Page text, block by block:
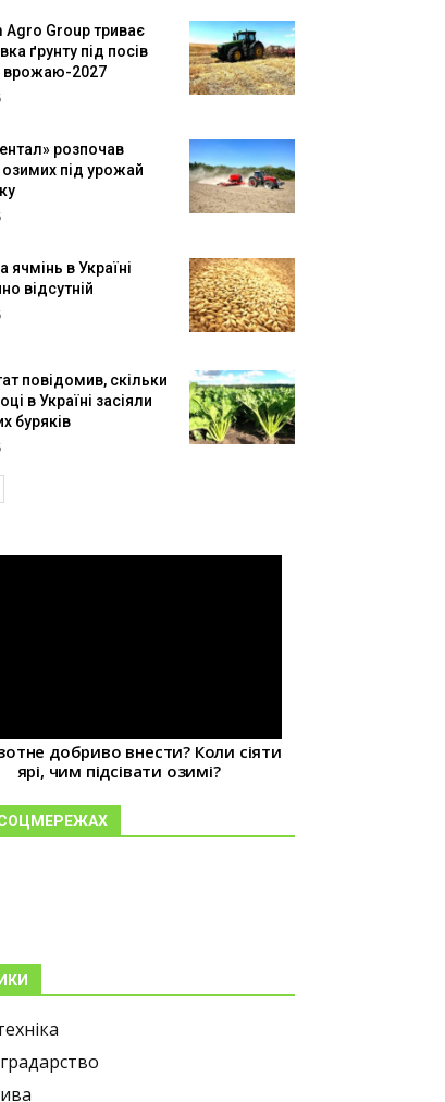
Agro Group триває
ґрунту під посів
врожаю-2027
розпочав
озимих під урожай
ячмінь в Україні
відсутній
повідомив, скільки
в Україні засіяли
буряків
добриво внести? Коли сіяти
ярі, чим підсівати озимі?